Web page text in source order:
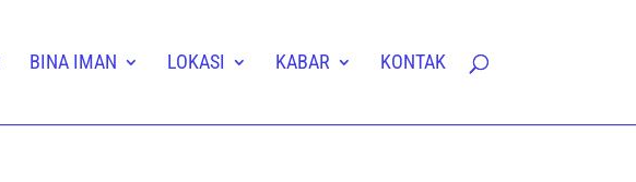
BINA IMAN LOKASI KABAR KONTAK